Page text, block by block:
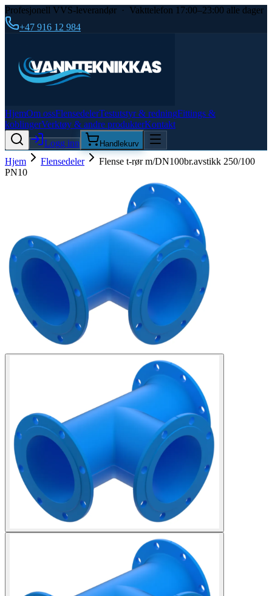
Profesjonell VVS-leverandør · Vakttelefon 17:00–23:00 alle dager
+47 916 12 984
HjemOm ossFlensedelerTestutstyr & redningFittings &
koblingerVerktøy & andre produkterKontakt
Logg inn
Handlekurv
Hjem Flensedeler
Flense t-rør m/DN100br.avstikk 250/100
PN10